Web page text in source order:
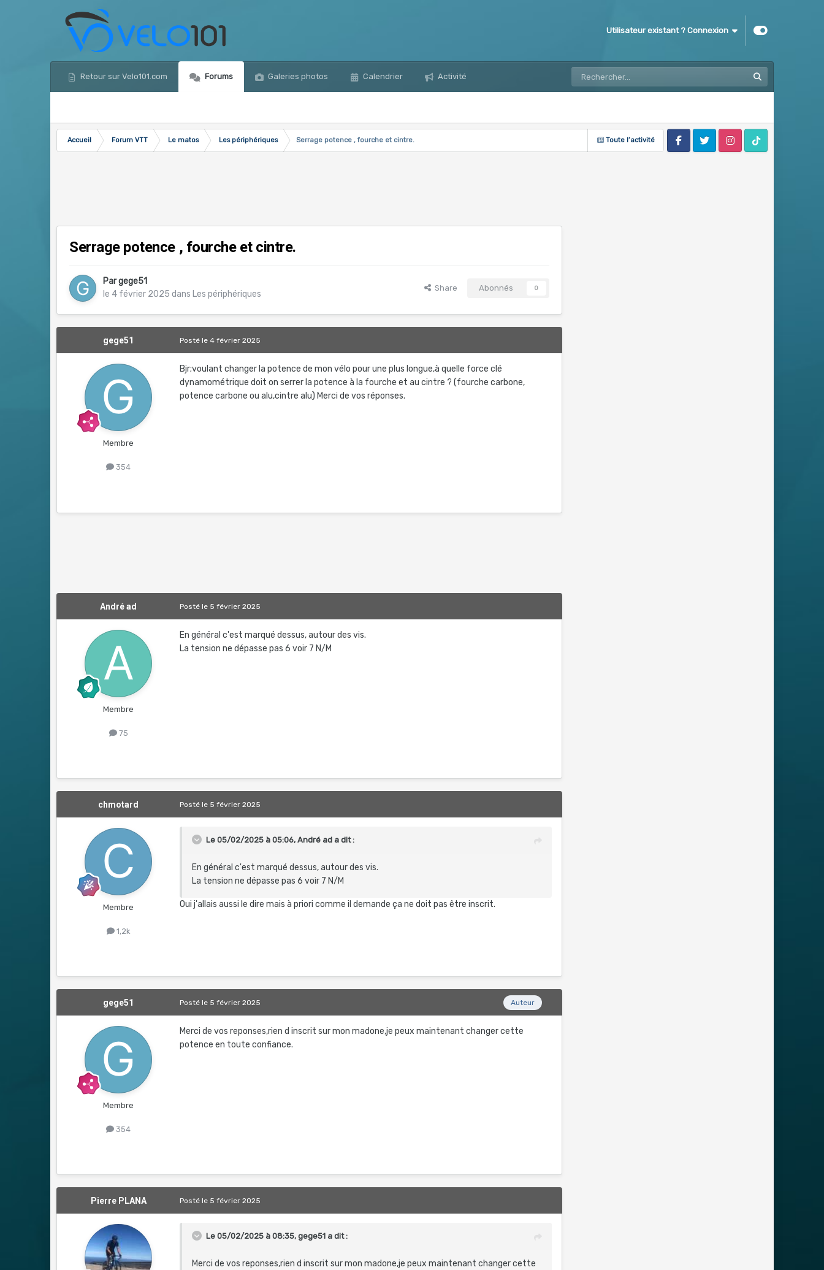
Utilisateur existant ? Connexion
Retour sur Velo101.com Forums Galeries photos Calendrier Activité
Toute l’activité
Accueil Forum VTT Le matos Les périphériques
Serrage potence , fourche et cintre.
FacebookTwitter InstagramTik Tok
Serrage potence , fourche et cintre.
Pargege51
le 4 février 2025 dans Les périphériques
Share Abonnés 0
gege51
Membre
354
Postéle 4 février 2025
Bjr;voulant changer la potence de mon vélo pour une plus longue,à quelle force clé
dynamométrique doit on serrer la potence à la fourche et au cintre ? (fourche carbone,
potence carbone ou alu,cintre alu) Merci de vos réponses.
André ad
Membre
75
Postéle 5 février 2025
En général c'est marqué dessus, autour des vis.
La tension ne dépasse pas 6 voir 7 N/M
chmotard
Membre
1,2k
Postéle 5 février 2025
Le 05/02/2025 à 05:06,André ad a dit :
En général c'est marqué dessus, autour des vis.
La tension ne dépasse pas 6 voir 7 N/M
Oui j'allais aussi le dire mais à priori comme il demande ça ne doit pas être inscrit.
gege51
Membre
354
Auteur
Postéle 5 février 2025
Merci de vos reponses,rien d inscrit sur mon madone,je peux maintenant changer cette
potence en toute confiance.
Pierre PLANA Postéle 5 février 2025
Le 05/02/2025 à 08:35,gege51 a dit :
Merci de vos reponses,rien d inscrit sur mon madone,je peux maintenant changer cette